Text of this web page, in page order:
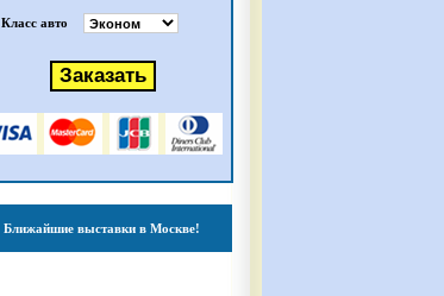
Класс авто
Ближайшие выставки в Москве!